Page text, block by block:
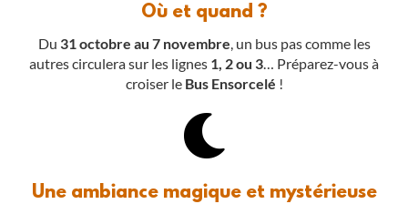
Où et quand ?
Du 31 octobre au 7 novembre, un bus pas comme les
autres circulera sur les lignes 1, 2 ou 3… Préparez-vous à
croiser le Bus Ensorcelé !
Une ambiance magique et mystérieuse